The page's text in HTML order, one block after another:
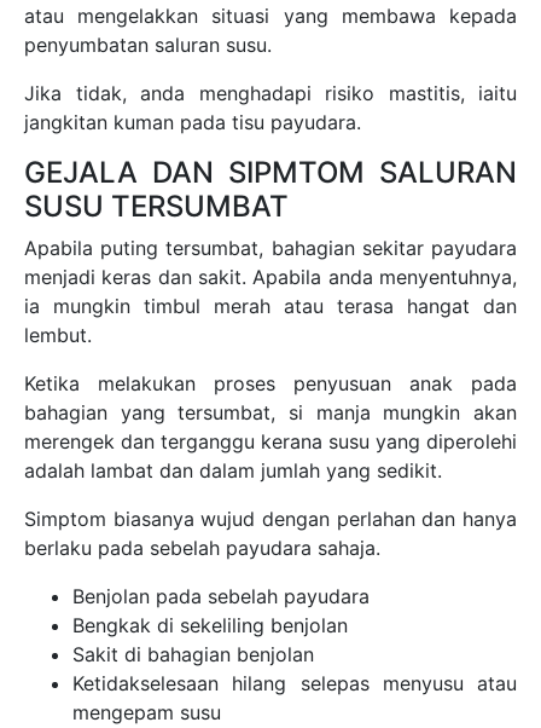
atau mengelakkan situasi yang membawa kepada
penyumbatan saluran susu.
Jika tidak, anda menghadapi risiko mastitis, iaitu
jangkitan kuman pada tisu payudara.
GEJALA DAN SIPMTOM SALURAN
SUSU TERSUMBAT
Apabila puting tersumbat, bahagian sekitar payudara
menjadi keras dan sakit. Apabila anda menyentuhnya,
ia mungkin timbul merah atau terasa hangat dan
lembut.
Ketika melakukan proses penyusuan anak pada
bahagian yang tersumbat, si manja mungkin akan
merengek dan terganggu kerana susu yang diperolehi
adalah lambat dan dalam jumlah yang sedikit.
Simptom biasanya wujud dengan perlahan dan hanya
berlaku pada sebelah payudara sahaja.
Benjolan pada sebelah payudara
Bengkak di sekeliling benjolan
Sakit di bahagian benjolan
Ketidakselesaan hilang selepas menyusu atau
mengepam susu